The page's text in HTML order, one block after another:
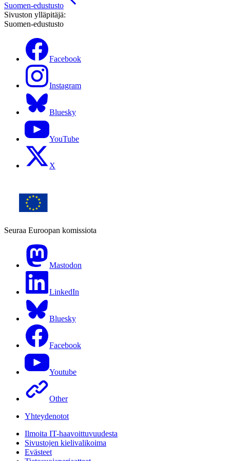
Suomen-edustusto
Sivuston ylläpitäjä:
Suomen-edustusto
Facebook
Instagram
Bluesky
YouTube
X
Seuraa Euroopan komissiota
Mastodon
LinkedIn
Bluesky
Facebook
Youtube
Other
Yhteydenotot
Ilmoita IT-haavoittuvuudesta
Sivustojen kielivalikoima
Evästeet